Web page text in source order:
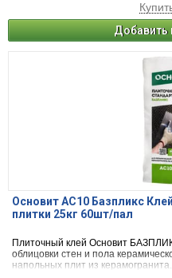
Добавить
Основит АС10 Базпликс
плитки 25кг 60шт/пал
Плиточный клей Основит
облицовки стен и пола
напольных плит из